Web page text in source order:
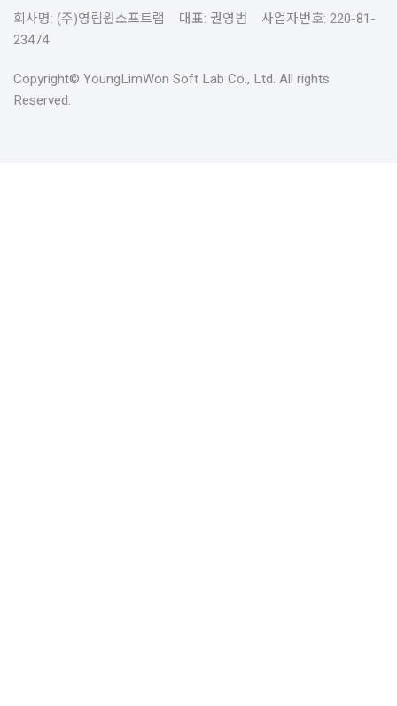
회사명: (주)영림원소프트랩 대표: 권영범 사업자번호: 220-81-
23474
Copyright© YoungLimWon Soft Lab Co., Ltd. All rights
Reserved.